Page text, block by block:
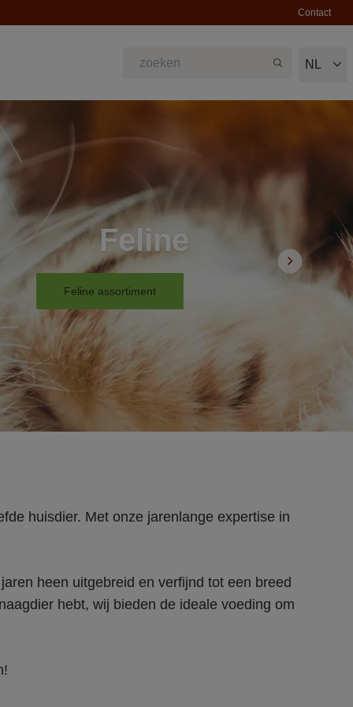
Contact
NL
Feline
Feline assortiment
huisdier. Met onze jarenlange expertise in
heen uitgebreid en verfijnd tot een breed
hebt, wij bieden de ideale voeding om